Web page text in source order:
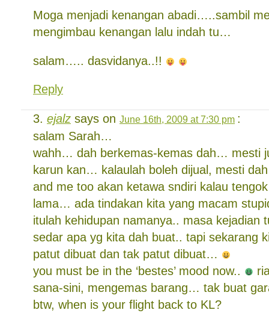
Moga menjadi kenangan abadi…..sambil
mengimbau kenangan lalu indah tu…
salam….. dasvidanya..!!
Reply
ejalz says on June 16th, 2009 at 7:30 pm :
salam Sarah…
wahh… dah berkemas-kemas dah… mesti
karun kan… kalaulah boleh dijual, mesti
and me too akan ketawa sndiri kalau
lama… ada tindakan kita yang macam
itulah kehidupan namanya.. masa kejadian
sedar apa yg kita dah buat.. tapi sekarang
patut dibuat dan tak patut dibuat…
you must be in the ‘bestes’ mood now..
sana-sini, mengemas barang… tak buat
btw, when is your flight back to KL?